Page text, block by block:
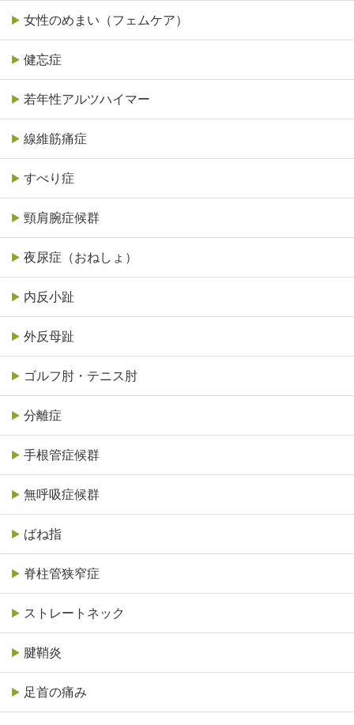
女性のめまい（フェムケア）
健忘症
若年性アルツハイマー
線維筋痛症
すべり症
頸肩腕症候群
夜尿症（おねしょ）
内反小趾
外反母趾
ゴルフ肘・テニス肘
分離症
手根管症候群
無呼吸症候群
ばね指
脊柱管狭窄症
ストレートネック
腱鞘炎
足首の痛み